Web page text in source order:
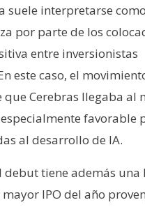
suele interpretarse
por parte de los
entre inversionistas
este caso, el
que Cerebras llegaba al
favorable
al desarrollo de IA.
tiene además una
IPO del año